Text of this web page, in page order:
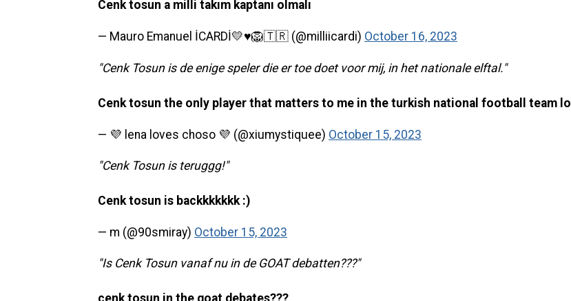
Cenk tosun a milli takım kaptanı olmalı
— Mauro Emanuel İCARDİ💛♥️🦁🇹🇷 (@milliicardi) October 16, 2023
"Cenk Tosun is de enige speler die er toe doet voor mij, in het nationale elftal."
Cenk tosun the only player that matters to me in the turkish national football team lol
— 💜 lena loves choso 💜 (@xiumystiquee) October 15, 2023
"Cenk Tosun is teruggg!"
Cenk tosun is backkkkkkk :)
— m (@90smiray) October 15, 2023
"Is Cenk Tosun vanaf nu in de GOAT debatten???"
cenk tosun in the goat debates???